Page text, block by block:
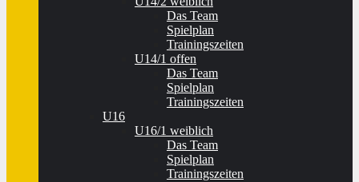
Das Team
Spielplan
Trainingszeiten
U14/1 offen
Das Team
Spielplan
Trainingszeiten
U16
U16/1 weiblich
Das Team
Spielplan
Trainingszeiten